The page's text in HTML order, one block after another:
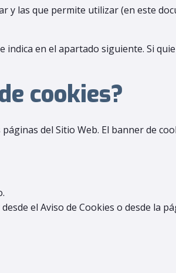
y las que permite utilizar (en este
en el apartado siguiente. Si
cookies?
del Sitio Web. El banner de
el Aviso de Cookies o desde la